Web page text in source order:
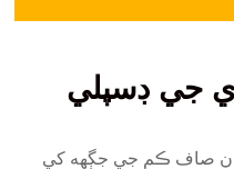
جي ڊسپلي
صاف ڪم جي جڳهه کي